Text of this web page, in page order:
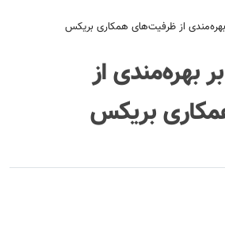
بهره‌مندی از ظرفیت‌های همکاری بریکس
بهره‌مندی از
بریکس